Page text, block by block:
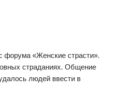
форума «Женские страсти».
страданиях. Общение
людей ввести в